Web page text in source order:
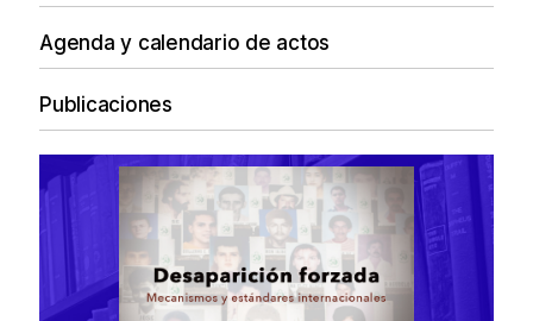
Agenda y calendario de actos
Publicaciones